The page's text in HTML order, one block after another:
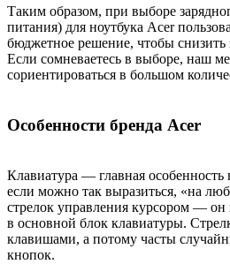
Таким образом, при выборе
питания) для ноутбука Acer
бюджетное решение, чтобы снизить
Если сомневаетесь в выборе, наш
сориентироваться в большом
Особенности бренда Acer
Клавиатура — главная особенность
если можно так выразиться, «на
стрелок управления курсором — он
в основной блок клавиатуры.
клавишами, а потому часты
кнопок.